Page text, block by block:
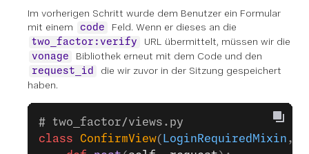
Im vorherigen Schritt wurde dem Benutzer ein Formular
mit einem
code Feld. Wenn er dieses an die
two_factor:verify URL übermittelt, müssen wir die
vonage Bibliothek erneut mit dem Code und den
request_id
die wir zuvor in der Sitzung gespeichert
haben.
# two_factor/views.py
class ConfirmView( LoginRequiredMixin ,